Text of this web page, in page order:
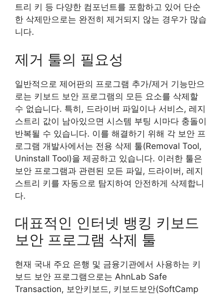
트리 키 등 다양한 컴포넌트를 포함하고 있어 단순
한 삭제만으로는 완전히 제거되지 않는 경우가 많습
니다.
제거 툴의 필요성
일반적으로 제어판의 프로그램 추가/제거 기능만으
로는 키보드 보안 프로그램의 모든 요소를 삭제할
수 없습니다. 특히, 드라이버 파일이나 서비스, 레지
스트리 값이 남아있으면 시스템 부팅 시마다 충돌이
반복될 수 있습니다. 이를 해결하기 위해 각 보안 프
로그램 개발사에서는 전용 삭제 툴(Removal Tool,
Uninstall Tool)을 제공하고 있습니다. 이러한 툴은
보안 프로그램과 관련된 모든 파일, 드라이버, 레지
스트리 키를 자동으로 탐지하여 안전하게 삭제합니
다.
대표적인 인터넷 뱅킹 키보드
보안 프로그램 삭제 툴
현재 국내 주요 은행 및 금융기관에서 사용하는 키
보드 보안 프로그램으로는 AhnLab Safe
Transaction, 보안키보드, 키보드보안(SoftCamp